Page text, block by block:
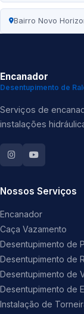
Bairro Novo
Encanador
Desentupimento de
Serviços de
instalações
Nossos Serviços
Encanador
Caça Vazamento
Desentupimento de
Desentupimento de
Desentupimento de
Desentupimento de
Instalação de